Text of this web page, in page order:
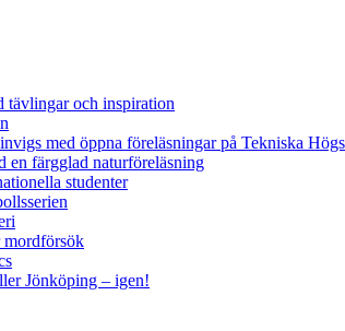
tävlingar och inspiration
med öppna föreläsningar på Tekniska
en färgglad naturföreläsning
studenter
mordförsök
Jönköping – igen!